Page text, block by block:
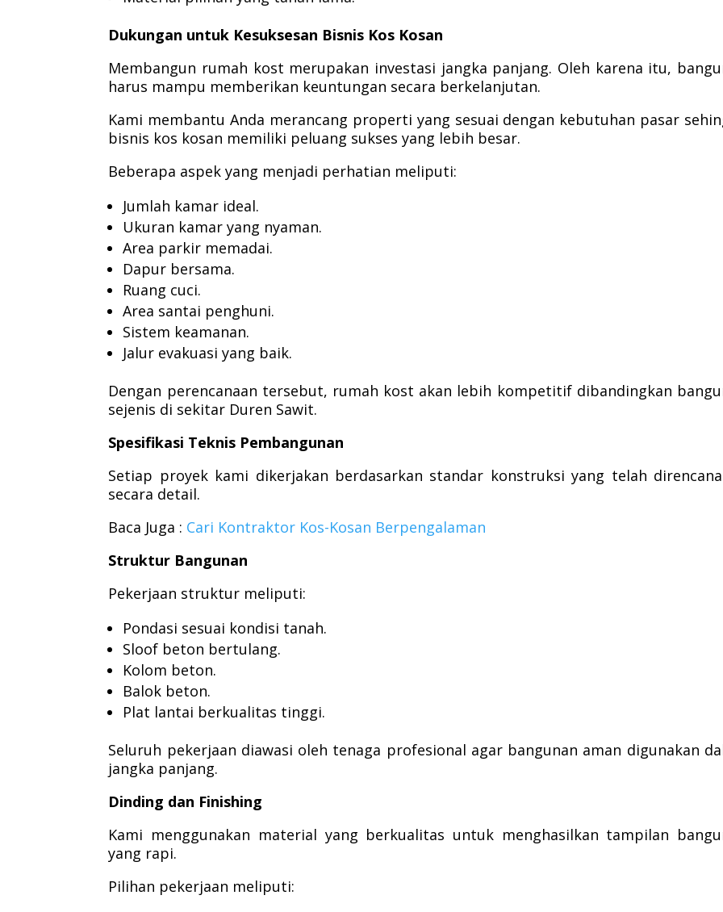
Dukungan untuk Kesuksesan Bisnis Kos Kosan
Membangun rumah kost merupakan investasi jangka panjang. Oleh karena itu,
harus mampu memberikan keuntungan secara berkelanjutan.
Kami membantu Anda merancang properti yang sesuai dengan kebutuhan pasar
bisnis kos kosan memiliki peluang sukses yang lebih besar.
Beberapa aspek yang menjadi perhatian meliputi:
Jumlah kamar ideal.
Ukuran kamar yang nyaman.
Area parkir memadai.
Dapur bersama.
Ruang cuci.
Area santai penghuni.
Sistem keamanan.
Jalur evakuasi yang baik.
Dengan perencanaan tersebut, rumah kost akan lebih kompetitif dibandingkan
sejenis di sekitar Duren Sawit.
Spesifikasi Teknis Pembangunan
Setiap proyek kami dikerjakan berdasarkan standar konstruksi yang telah
secara detail.
Baca Juga : Cari Kontraktor Kos-Kosan Berpengalaman
Struktur Bangunan
Pekerjaan struktur meliputi:
Pondasi sesuai kondisi tanah.
Sloof beton bertulang.
Kolom beton.
Balok beton.
Plat lantai berkualitas tinggi.
Seluruh pekerjaan diawasi oleh tenaga profesional agar bangunan aman digunakan
jangka panjang.
Dinding dan Finishing
Kami menggunakan material yang berkualitas untuk menghasilkan tampilan
yang rapi.
Pilihan pekerjaan meliputi: